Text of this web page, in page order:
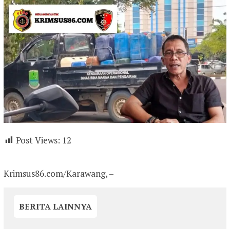
Post Views: 12
Krimsus86.com/Karawang, –
BERITA LAINNYA